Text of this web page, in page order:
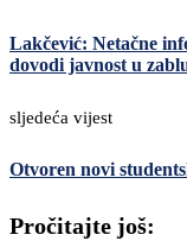
Lakčević: Netačne
dovodi javnost u
sljedeća vijest
Otvoren novi
Pročitajte još: